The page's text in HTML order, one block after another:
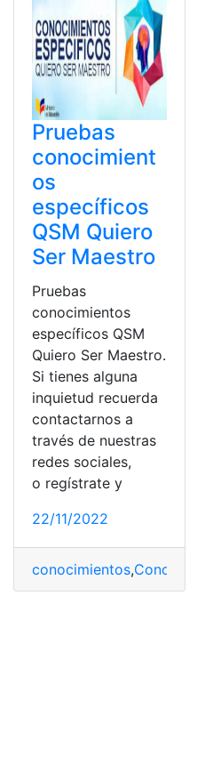
Pruebas
conocimient
os
específicos
QSM Quiero
Ser Maestro
Pruebas
conocimientos
específicos QSM
Quiero Ser Maestro.
Si tienes alguna
inquietud recuerda
contactarnos a
través de nuestras
redes sociales,
o regístrate y
22/11/2022
conocimientos,